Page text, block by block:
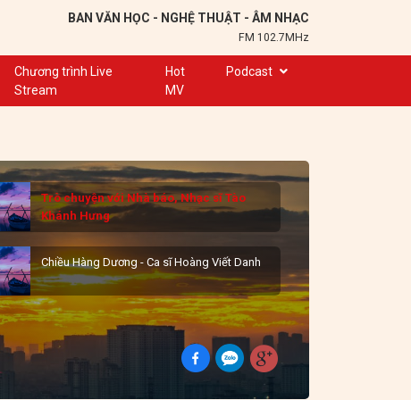
BAN VĂN HỌC - NGHỆ THUẬT - ÂM NHẠC
FM 102.7MHz
Chương trình Live
Stream
Hot
MV
Podcast
Trạm 102,7
Ơn nghĩa sinh thành
Nơi lưu giữ hồn Việt
Đôi bạn văn chương
Hành trình sáng tạo
Kể chuyện và hát ru
Trò chuyện với Nhà báo, Nhạc sĩ Tào
Khánh Hưng
Chiều Hàng Dương - Ca sĩ Hoàng Viết Danh